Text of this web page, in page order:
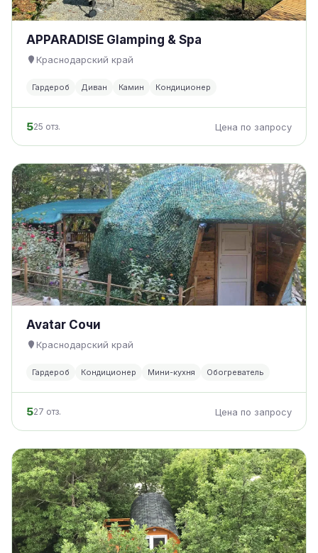
APPARADISE Glamping & Spa
Краснодарский край
Гардероб Диван Камин Кондиционер
525 отз. Цена по запросу
Avatar Сочи
Краснодарский край
Гардероб Кондиционер Мини-кухня Обогреватель
527 отз. Цена по запросу